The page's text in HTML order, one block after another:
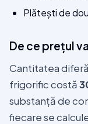
Plătești de
De ce prețul
Cantitatea
frigorific costă
substanță de
fiecare se